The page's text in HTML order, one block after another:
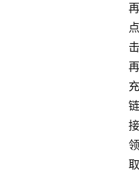
再
点
击
再
充
链
接
领
取